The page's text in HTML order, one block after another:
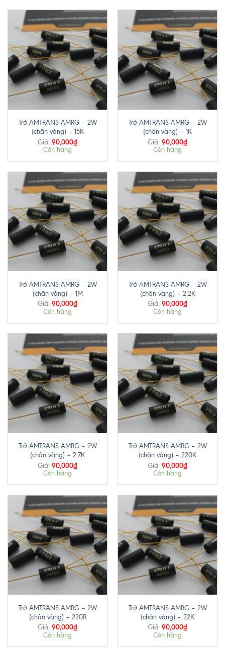
Trở AMTRANS AMRG – 2W
(chân vàng) – 15K
Giá: 90,000₫
Còn hàng
Trở AMTRANS AMRG – 2W
(chân vàng) – 1K
Giá: 90,000₫
Còn hàng
Trở AMTRANS AMRG – 2W
(chân vàng) – 1M
Giá: 90,000₫
Còn hàng
Trở AMTRANS AMRG – 2W
(chân vàng) – 2.2K
Giá: 90,000₫
Còn hàng
Trở AMTRANS AMRG – 2W
(chân vàng) – 2.7K
Giá: 90,000₫
Còn hàng
Trở AMTRANS AMRG – 2W
(chân vàng) – 220K
Giá: 90,000₫
Còn hàng
Trở AMTRANS AMRG – 2W
(chân vàng) – 220R
Giá: 90,000₫
Còn hàng
Trở AMTRANS AMRG – 2W
(chân vàng) – 22K
Giá: 90,000₫
Còn hàng